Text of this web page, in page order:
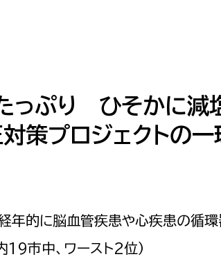
生など
防災対策課
っぷり ひそかに減
策プロジェクトの
年的に脳血管疾患や心疾患の循環
市中、ワースト2位）